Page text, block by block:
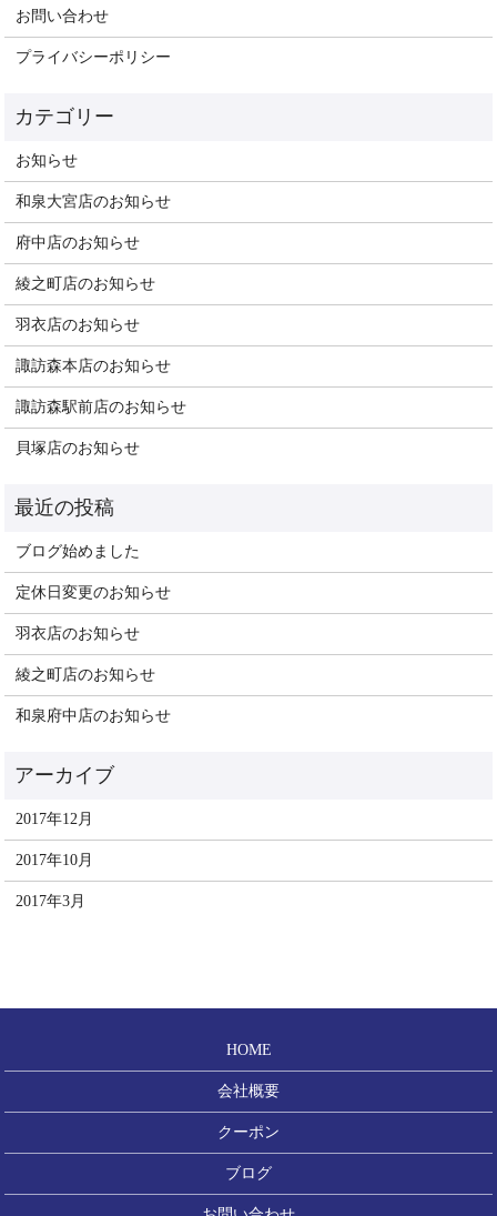
お問い合わせ
プライバシーポリシー
お知らせ
和泉大宮店のお知らせ
府中店のお知らせ
綾之町店のお知らせ
羽衣店のお知らせ
諏訪森本店のお知らせ
諏訪森駅前店のお知らせ
貝塚店のお知らせ
ブログ始めました
定休日変更のお知らせ
羽衣店のお知らせ
綾之町店のお知らせ
和泉府中店のお知らせ
2017年12月
2017年10月
2017年3月
HOME
会社概要
クーポン
ブログ